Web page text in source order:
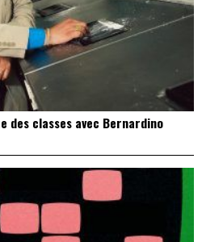
des classes avec Bernardino